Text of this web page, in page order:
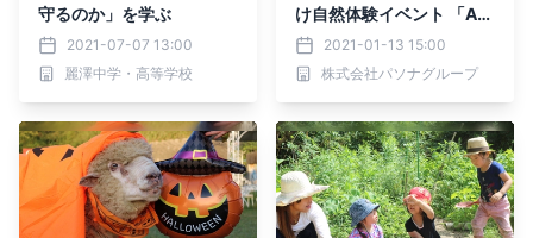
守るのか」を学ぶ
2021-07-07 13:00
麗澤中学・高等学校
け自然体験イベント 「Aw
aji Clay!~淡路瓦のねんど
で遊ぼう！~」1/30・31
開催
2021-01-13 15:00
株式会社パソナグループ